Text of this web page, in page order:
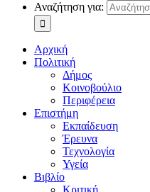
Αναζήτηση για:
Αρχική
Πολιτική
Δήμος
Κοινοβούλιο
Περιφέρεια
Επιστήμη
Εκπαίδευση
Έρευνα
Τεχνολογία
Υγεία
Βιβλίο
Κριτική